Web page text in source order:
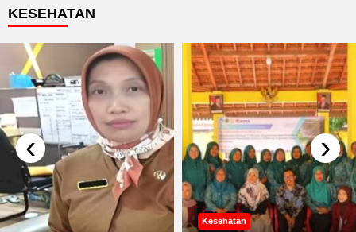
KESEHATAN
Kesehatan
‹ ›